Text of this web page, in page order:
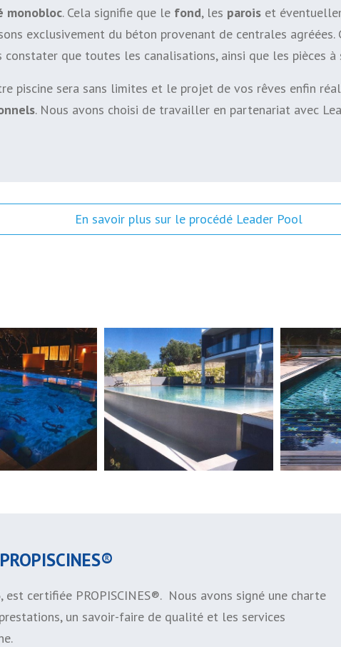
monobloc. Cela signifie que le fond, les parois et
exclusivement du béton provenant de centrales
que toutes les canalisations, ainsi que les pièces à
piscine sera sans limites et le projet de vos rêves enfin
. Nous avons choisi de travailler en partenariat avec
En savoir plus sur le procédé Leader Pool
, est certifiée PROPISCINES®. Nous avons signé une charte
un savoir-faire de qualité et les services